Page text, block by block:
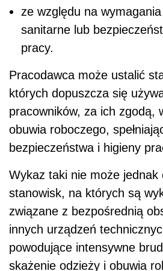
ze względu na
sanitarne lub
pracy.
Pracodawca może ustalić
których dopuszcza się
pracowników, za ich zgodą,
obuwia roboczego,
bezpieczeństwa i higieny
Wykaz taki nie może jednak
stanowisk, na których są
związane z bezpośrednią
innych urządzeń
powodujące intensywne
skażenie odzieży i obuwia